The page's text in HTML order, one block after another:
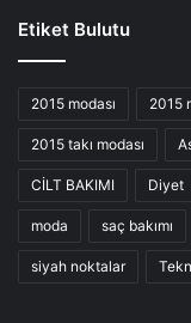
Etiket Bulutu
2015 modası 2015
2015 takı modası
CİLT BAKIMI Diyet
moda saç bakımı
siyah noktalar